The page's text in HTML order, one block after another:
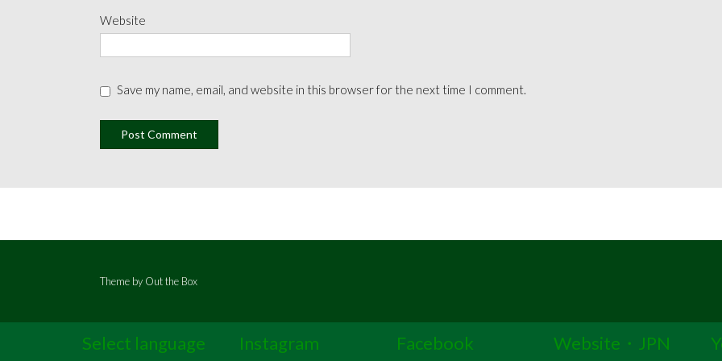
Website
Save my name, email, and website in this browser for the next time I comment.
Theme by Out the Box
Select language Instagram Facebook Website・JPN